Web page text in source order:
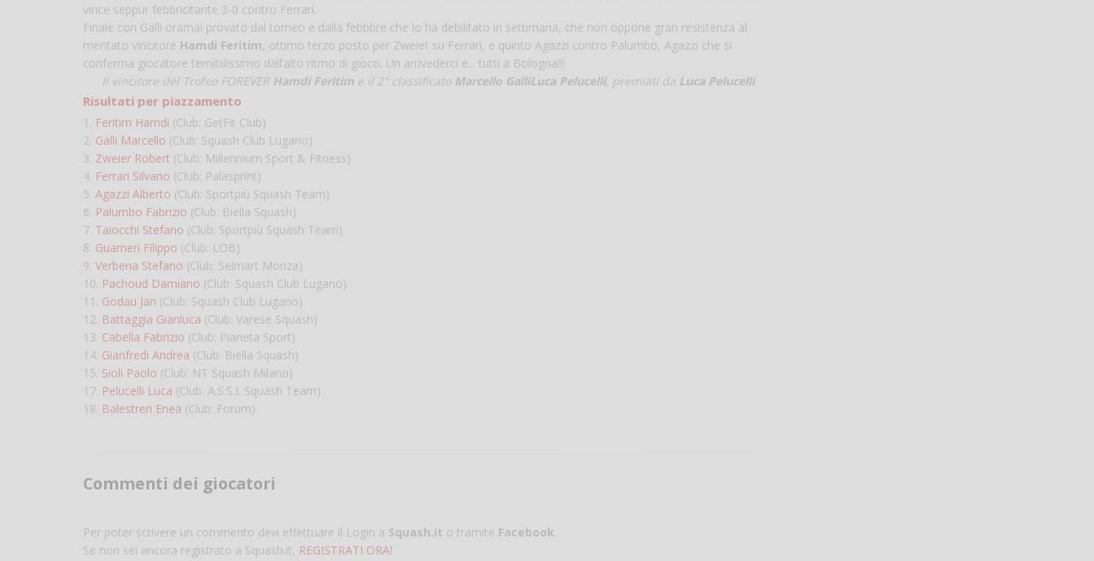
vince seppur febbricitante 3-0 contro Ferrari.
Finale con Galli oramai provato dal torneo e dalla febbbre che lo ha debilitato in settimana, che non oppone gran resistenza al
meritato vincitore Hamdi Feritim, ottimo terzo posto per Zweier su Ferrari, e quinto Agazzi contro Palumbo, Agazzi che si
conferma giocatore temibilissimo dall’alto ritmo di gioco. Un arrivederci e... tutti a Bologna!!!
Il vincitore del Trofeo FOREVER Hamdi Feritime il 2° classificato Marcello GalliLuca Pelucelli, premiati da Luca Pelucelli
Risultati per piazzamento
1. Feritim Hamdi (Club: GetFit Club)
2. Galli Marcello (Club: Squash Club Lugano)
3. Zweier Robert (Club: Millennium Sport & Fitness)
4. Ferrari Silvano (Club: Palasprint)
5. Agazzi Alberto (Club: Sportpiù Squash Team)
6. Palumbo Fabrizio (Club: Biella Squash)
7. Taiocchi Stefano (Club: Sportpiù Squash Team)
8. Guarneri Filippo (Club: LOB)
9. Verbena Stefano (Club: Selmart Monza)
10. Pachoud Damiano (Club: Squash Club Lugano)
11. Godau Jan (Club: Squash Club Lugano)
12. Battaggia Gianluca (Club: Varese Squash)
13. Cabella Fabrizio (Club: Pianeta Sport)
14. Gianfredi Andrea (Club: Biella Squash)
15. Sioli Paolo (Club: NT Squash Milano)
17. Pelucelli Luca (Club: A.S.S.I. Squash Team)
18. Balestreri Enea (Club: Forum)
Commenti dei giocatori
Per poter scrivere un commento devi effettuare il Login a Squash.it o tramite Facebook.
Se non sei ancora registrato a Squash.it, REGISTRATI ORA!